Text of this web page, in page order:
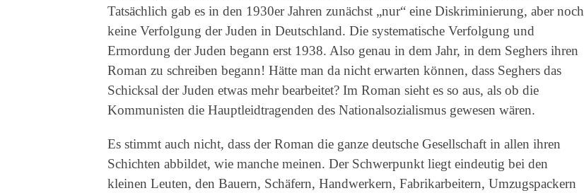
Tatsächlich gab es in den 1930er Jahren zunächst „nur“ eine Diskriminierung, aber noch
keine Verfolgung der Juden in Deutschland. Die systematische Verfolgung und
Ermordung der Juden begann erst 1938. Also genau in dem Jahr, in dem Seghers ihren
Roman zu schreiben begann! Hätte man da nicht erwarten können, dass Seghers das
Schicksal der Juden etwas mehr bearbeitet? Im Roman sieht es so aus, als ob die
Kommunisten die Hauptleidtragenden des Nationalsozialismus gewesen wären.
Es stimmt auch nicht, dass der Roman die ganze deutsche Gesellschaft in allen ihren
Schichten abbildet, wie manche meinen. Der Schwerpunkt liegt eindeutig bei den
kleinen Leuten, den Bauern, Schäfern, Handwerkern, Fabrikarbeitern, Umzugspackern